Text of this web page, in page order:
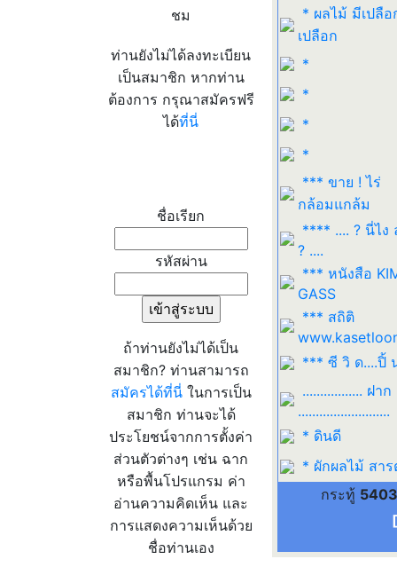
ชม
ท่านยังไม่ได้ลงทะเบียน
เป็นสมาชิก หากท่าน
ต้องการ กรุณาสมัครฟรี
ได้ที่นี่
ชื่อเรียก
รหัสผ่าน
ถ้าท่านยังไม่ได้เป็น
สมาชิก? ท่านสามารถ
สมัครได้ที่นี่ในการเป็น
สมาชิก ท่านจะได้
ประโยชน์จากการตั้งค่า
ส่วนตัวต่างๆ เช่น ฉาก
หรือพื้นโปรแกรม ค่า
อ่านความคิดเห็น และ
การแสดงความเห็นด้วย
ชื่อท่านเอง
* ผลไม้ มีเปลื
เปลือก
*
*
*
*
*** ขาย ! ไร่
กล้อมแกล้ม
**** .... ? นี่ไง
? ....
*** หนังสือ
GASS
*** สถิติ
*** ซี วิ ด....ปิ้
................. ฝาก
..........................
* ดินดี
* ผักผลไม้ สาร
กระทู้ 5403